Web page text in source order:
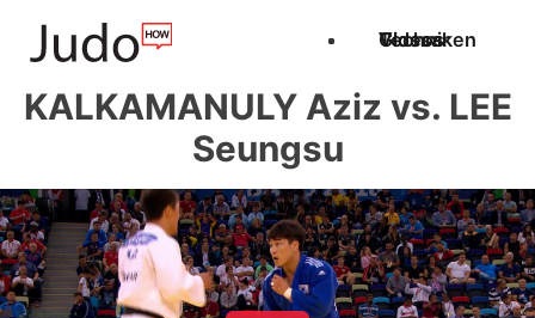
Techniken
Videos
Glossar
KALKAMANULY Aziz vs. LEE
Seungsu